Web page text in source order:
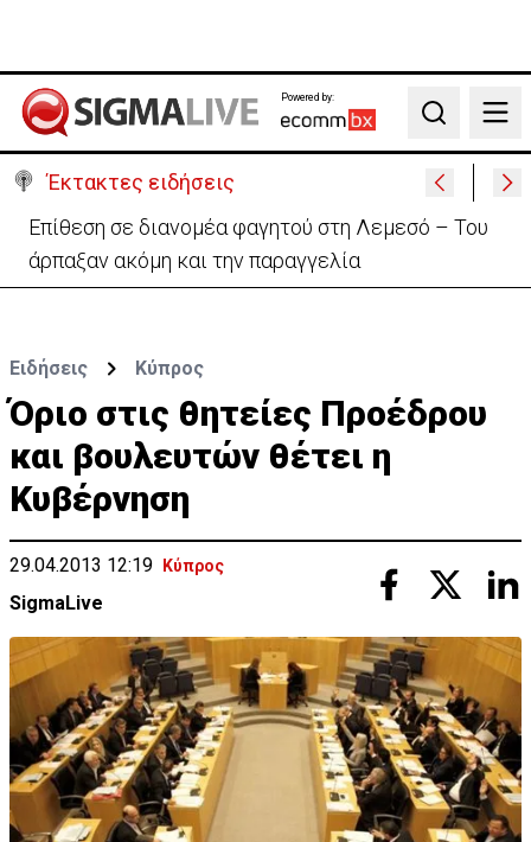
Powered by:
Search
Έκτακτες ειδήσεις
Ο στρατηγός του Τραμπ «αναζητά διέξοδο» από τον
πόλεμο με το Ιράν
Ειδήσεις Κύπρος
Όριο στις θητείες Προέδρου
και βουλευτών θέτει η
Κυβέρνηση
29.04.2013 12:19 Κύπρος
SigmaLive